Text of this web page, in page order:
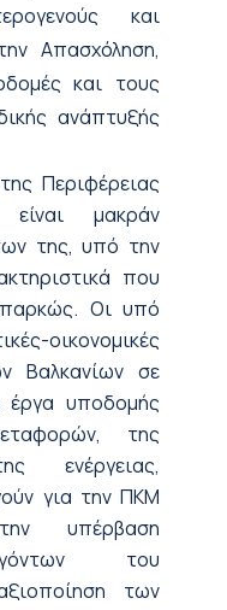
και
Απασχόληση,
και τους
ανάπτυξής
Περιφέρειας
είναι μακράν
της, υπό την
που
Οι υπό
οικονομικές
Βαλκανίων σε
έργα υποδομής
της
ενέργειας,
για την ΠΚΜ
υπέρβαση
του
των